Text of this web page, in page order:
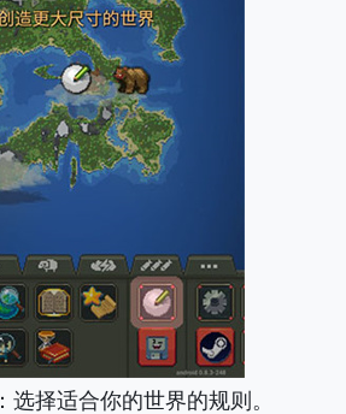
：选择适合你的世界的规则。